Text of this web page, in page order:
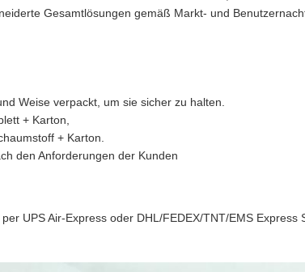
Gesamtlösungen gemäß Markt- und
Weise verpackt, um sie sicher zu halten.
+ Karton,
+ Karton.
den Anforderungen der Kunden
UPS Air-Express oder DHL/FEDEX/TNT/EMS Express